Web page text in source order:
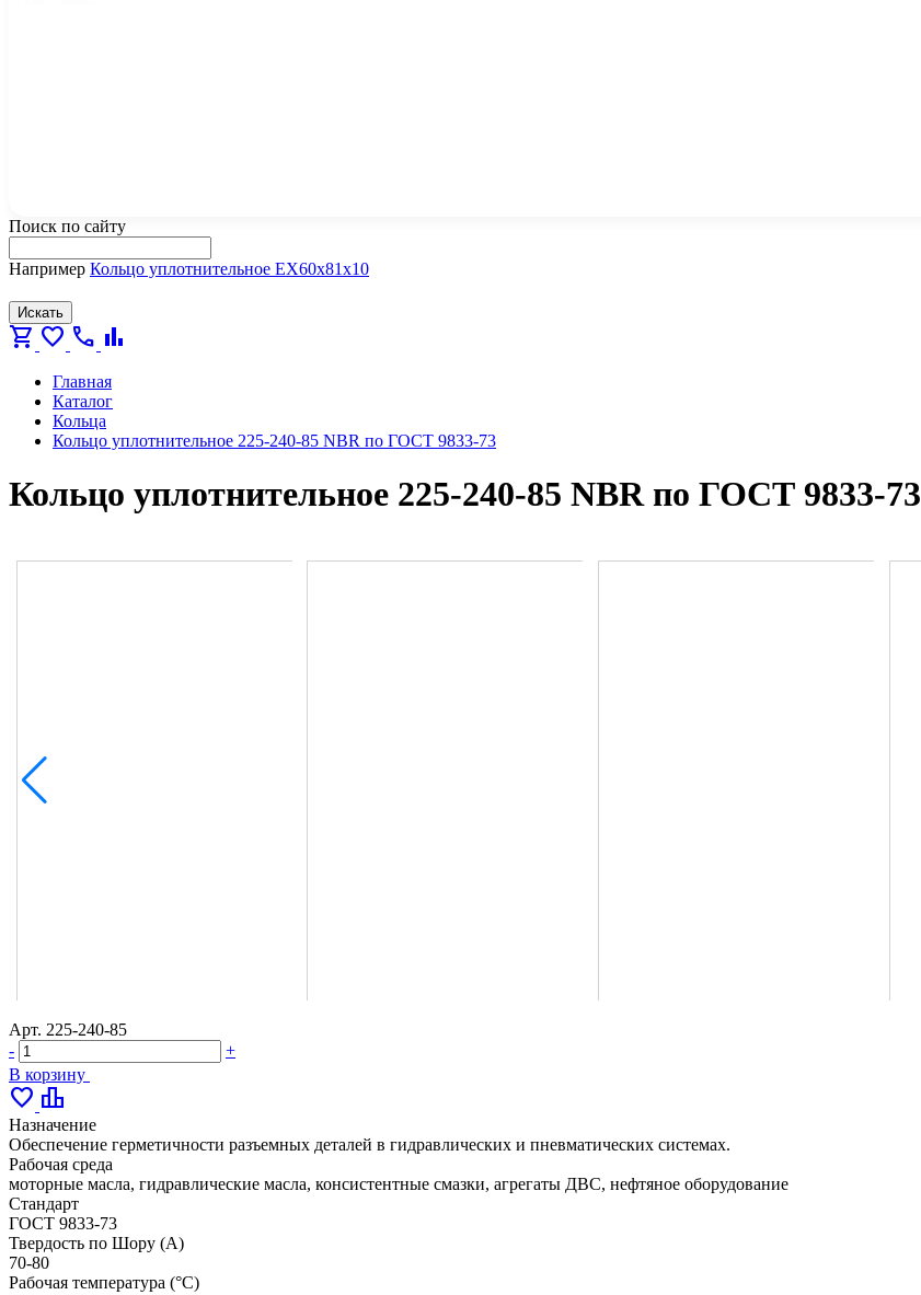
Поиск по сайту
Например Кольцо уплотнительное ЕХ60х81х10
Искать
shopping_cart favorite call bar_chart
Главная
Каталог
Кольца
Кольцо уплотнительное 225-240-85 NBR по ГОСТ 9833-73
Кольцо уплотнительное 225-240-85 NBR по ГОСТ 9833-73
Арт. 225-240-85
-
+
В корзину
favorite leaderboard
Назначение
Обеспечение герметичности разъемных деталей в гидравлических и пневматических системах.
Рабочая среда
моторные масла, гидравлические масла, консистентные смазки, агрегаты ДВС, нефтяное оборудование
Стандарт
ГОСТ 9833-73
Твердость по Шору (А)
70-80
Рабочая температура (°С)